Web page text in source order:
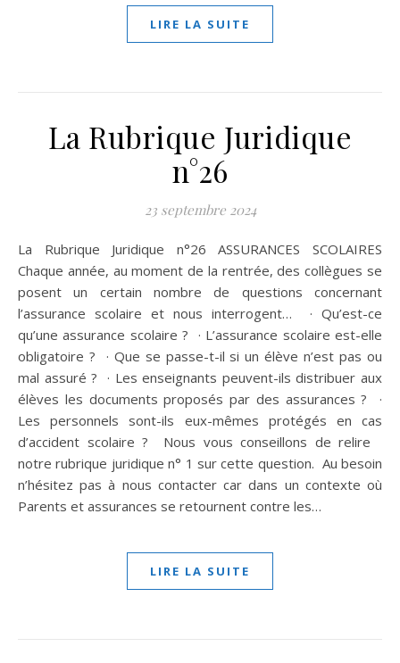
LIRE LA SUITE
La Rubrique Juridique
n°26
23 septembre 2024
La Rubrique Juridique n°26 ASSURANCES SCOLAIRES
Chaque année, au moment de la rentrée, des collègues se
posent un certain nombre de questions concernant
l’assurance scolaire et nous interrogent… · Qu’est-ce
qu’une assurance scolaire ? · L’assurance scolaire est-elle
obligatoire ? · Que se passe-t-il si un élève n’est pas ou
mal assuré ? · Les enseignants peuvent-ils distribuer aux
élèves les documents proposés par des assurances ? ·
Les personnels sont-ils eux-mêmes protégés en cas
d’accident scolaire ? Nous vous conseillons de relire
notre rubrique juridique n° 1 sur cette question. Au besoin
n’hésitez pas à nous contacter car dans un contexte où
Parents et assurances se retournent contre les…
LIRE LA SUITE